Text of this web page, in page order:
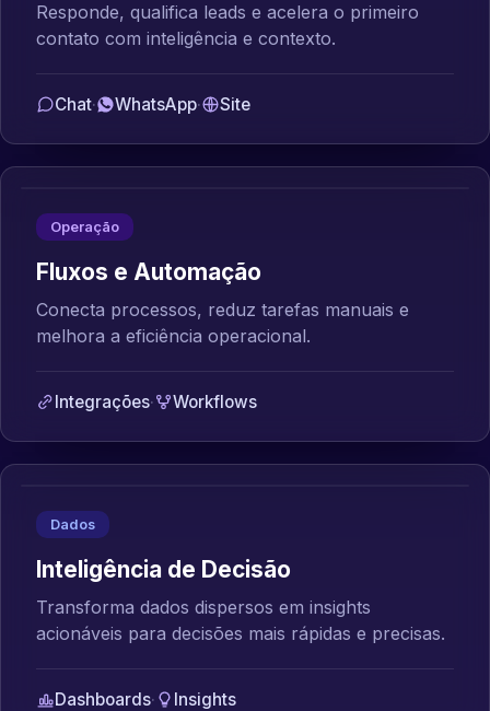
Responde, qualifica leads e acelera o primeiro
contato com inteligência e contexto.
Chat· WhatsApp· Site
Operação
Fluxos e Automação
Conecta processos, reduz tarefas manuais e
melhora a eficiência operacional.
Integrações· Workflows
Dados
Inteligência de Decisão
Transforma dados dispersos em insights
acionáveis para decisões mais rápidas e precisas.
Dashboards· Insights